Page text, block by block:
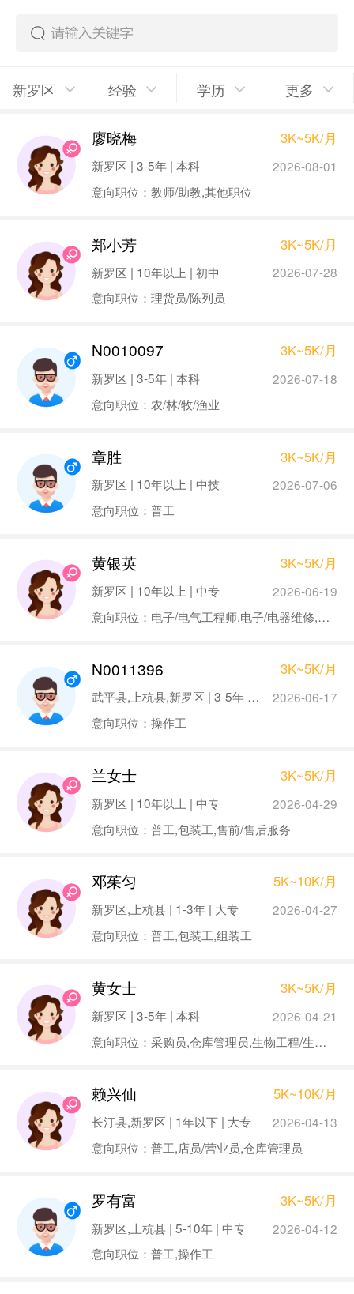
新罗区 经验 学历 更多
廖晓梅 3K~5K/月
新罗区 | 3-5年 | 本科
2026-08-01
意向职位：教师/助教,其他职位
郑小芳 3K~5K/月
新罗区 | 10年以上 | 初中
2026-07-28
意向职位：理货员/陈列员
N0010097 3K~5K/月
新罗区 | 3-5年 | 本科
2026-07-18
意向职位：农/林/牧/渔业
章胜 3K~5K/月
新罗区 | 10年以上 | 中技
2026-07-06
意向职位：普工
黄银英 3K~5K/月
新罗区 | 10年以上 | 中专
2026-06-19
意向职位：电子/电气工程师,电子/电器维修,测试/可靠性工程师
N0011396 3K~5K/月
武平县,上杭县,新罗区 | 3-5年 | 高中
2026-06-17
意向职位：操作工
兰女士 3K~5K/月
新罗区 | 10年以上 | 中专
2026-04-29
意向职位：普工,包装工,售前/售后服务
邓茱匀 5K~10K/月
新罗区,上杭县 | 1-3年 | 大专
2026-04-27
意向职位：普工,包装工,组装工
黄女士 3K~5K/月
新罗区 | 3-5年 | 本科
2026-04-21
意向职位：采购员,仓库管理员,生物工程/生物制药
赖兴仙 5K~10K/月
长汀县,新罗区 | 1年以下 | 大专
2026-04-13
意向职位：普工,店员/营业员,仓库管理员
罗有富 3K~5K/月
新罗区,上杭县 | 5-10年 | 中专
2026-04-12
意向职位：普工,操作工